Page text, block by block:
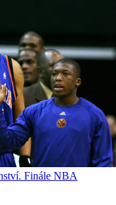
Finále NBA